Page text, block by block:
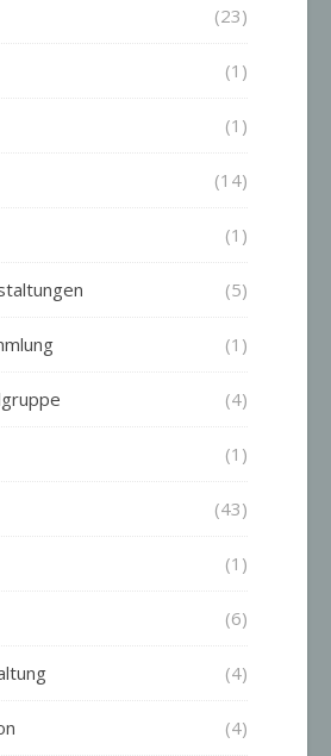
(23)
(1)
(1)
(14)
(1)
(5)
(1)
(4)
(1)
(43)
(1)
(6)
(4)
(4)